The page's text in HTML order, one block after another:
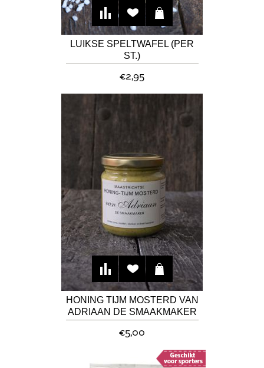
LUIKSE SPELTWAFEL (PER
ST.)
€2,95
HONING TIJM MOSTERD VAN
ADRIAAN DE SMAAKMAKER
€5,00